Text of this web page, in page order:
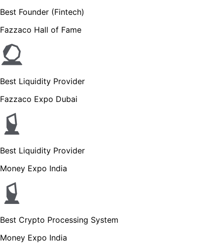
Best Founder (Fintech)
Fazzaco Hall of Fame
Best Liquidity Provider
Fazzaco Expo Dubai
Best Liquidity Provider
Money Expo India
Best Crypto Processing System
Money Expo India